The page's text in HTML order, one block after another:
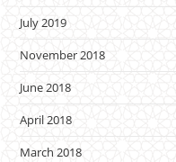
July 2019
November 2018
June 2018
April 2018
March 2018